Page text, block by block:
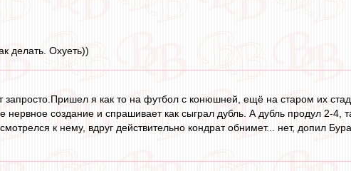
делать. Охуеть))
запросто.Пришел я как то на футбол с конюшней, ещё на старом их
нервное создание и спрашивает как сыграл дубль. А дубль продул 2-4,
к нему, вдруг действительно кондрат обнимет... нет, допил